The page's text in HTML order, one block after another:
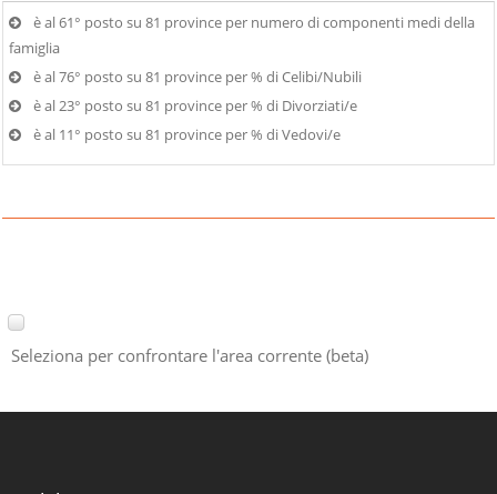
è al 61° posto su 81 province per numero di componenti medi della
famiglia
è al 76° posto su 81 province per % di Celibi/Nubili
è al 23° posto su 81 province per % di Divorziati/e
è al 11° posto su 81 province per % di Vedovi/e
Seleziona per confrontare l'area corrente (beta)